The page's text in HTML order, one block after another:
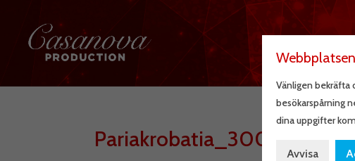
Pariakrobatia_300x406
Vänligen bekräfta
besökarspårning
dina uppgifter
Avvisa